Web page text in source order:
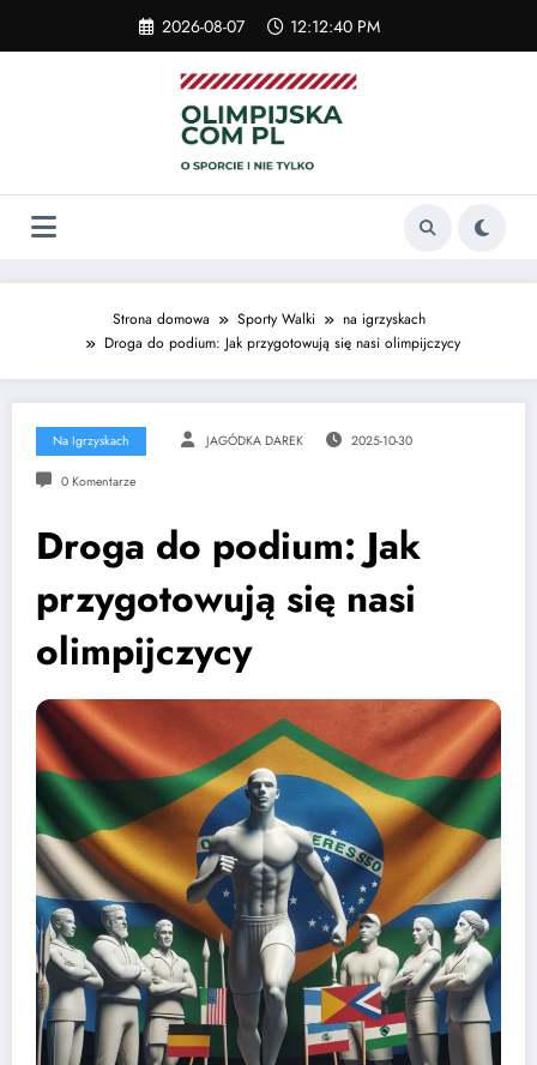
content
2026-08-07 12:12:40 PM
Strona domowa Sporty Walki
na igrzyskach
Droga do podium: Jak przygotowują się nasi olimpijczycy
Na Igrzyskach JAGÓDKA DAREK 2025-10-30
0 Komentarze
Droga do podium: Jak
przygotowują się nasi
olimpijczycy